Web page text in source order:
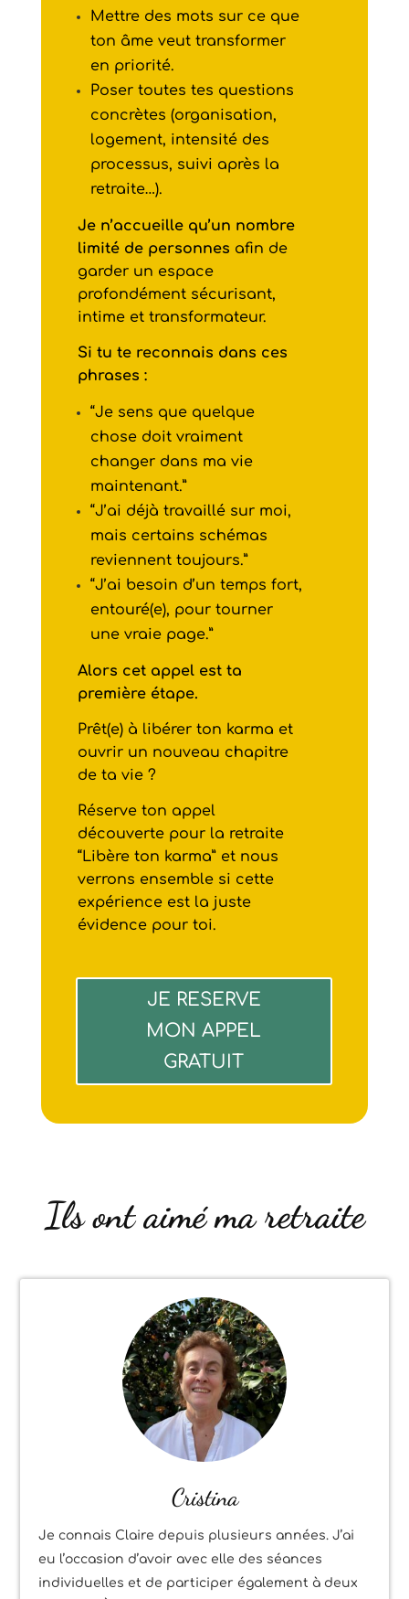
Mettre des mots sur ce que
ton âme veut transformer
en priorité.
Poser toutes tes questions
concrètes (organisation,
logement, intensité des
processus, suivi après la
retraite…).
Je n’accueille qu’un nombre
limité de personnes afin de
garder un espace
profondément sécurisant,
intime et transformateur.
Si tu te reconnais dans ces
phrases :
“Je sens que quelque
chose doit vraiment
changer dans ma vie
maintenant.”
“J’ai déjà travaillé sur moi,
mais certains schémas
reviennent toujours.”
“J’ai besoin d’un temps fort,
entouré(e), pour tourner
une vraie page.”
Alors cet appel est ta
première étape.
Prêt(e) à libérer ton karma et
ouvrir un nouveau chapitre
de ta vie ?
Réserve ton appel
découverte pour la retraite
“Libère ton karma” et nous
verrons ensemble si cette
expérience est la juste
évidence pour toi.
JE RESERVE
MON APPEL
GRATUIT
Ils ont aimé ma retraite
Cristina
Je connais Claire depuis plusieurs années. J’ai
eu l’occasion d’avoir avec elle des séances
individuelles et de participer également à deux